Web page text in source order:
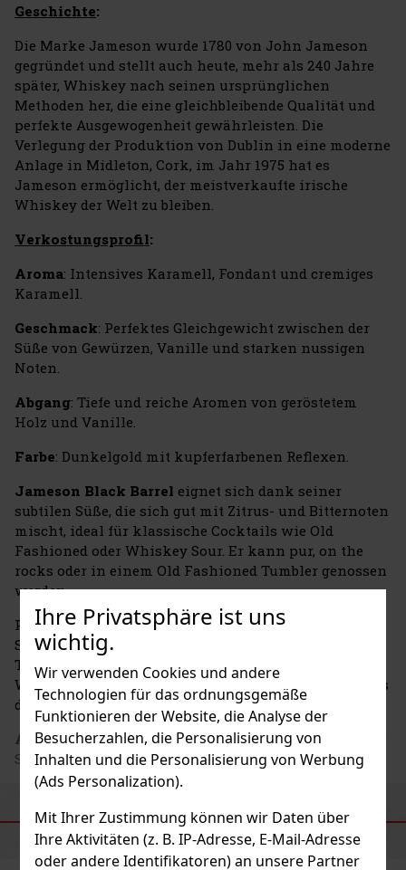
Ihre Privatsphäre ist uns
wichtig.
Wir verwenden Cookies und andere
Technologien für das ordnungsgemäße
Funktionieren der Website, die Analyse der
Besucherzahlen, die Personalisierung von
Inhalten und die Personalisierung von Werbung
(Ads Personalization).
Mit Ihrer Zustimmung können wir Daten über
Ihre Aktivitäten (z. B. IP-Adresse, E-Mail-Adresse
oder andere Identifikatoren) an unsere Partner
Geschichte:
Die Marke Jameson wurde 1780 von John Jameson
gegründet und stellt auch heute, mehr als 240 Jahre
später, Whiskey nach seinen ursprünglichen
Methoden her, die eine gleichbleibende Qualität und
perfekte Ausgewogenheit gewährleisten. Die
Verlegung der Produktion von Dublin in eine moderne
Anlage in Midleton, Cork, im Jahr 1975 hat es
Jameson ermöglicht, der meistverkaufte irische
Whiskey der Welt zu bleiben.
Verkostungsprofil:
Aroma: Intensives Karamell, Fondant und cremiges
Karamell.
Geschmack: Perfektes Gleichgewicht zwischen der
Süße von Gewürzen, Vanille und starken nussigen
Noten.
Abgang: Tiefe und reiche Aromen von geröstetem
Holz und Vanille.
Farbe: Dunkelgold mit kupferfarbenen Reflexen.
Jameson Black Barrel eignet sich dank seiner
subtilen Süße, die sich gut mit Zitrus- und Bitternoten
mischt, ideal für klassische Cocktails wie Old
Fashioned oder Whiskey Sour. Er kann pur, on the
rocks oder in einem Old Fashioned Tumbler genossen
werden.
Probieren SieJameson Black Barrel und entdecken
Sie den Reichtum und die Komplexität, die jeder
Tropfen dieses außergewöhnlichen irischen
Whiskeys bietet. Erfahren Sie, warum dieser Blend als
die beste Wahl für Ihren nächsten Old Fashioned gilt.
Adresse des Herstellers: Old Jameson Destillery, Bow
St, Smithfield Village Dublin 7, IE
ÄHNLICHE PRODUKTE